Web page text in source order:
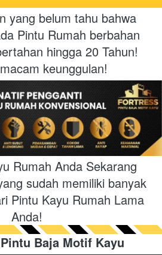
yang belum tahu bahwa
Pintu Rumah berbahan
hingga 20 Tahun!
keunggulan!
Rumah Anda Sekarang
sudah memiliki banyak
Pintu Kayu Rumah Lama
Anda!
Pintu Baja Motif Kayu